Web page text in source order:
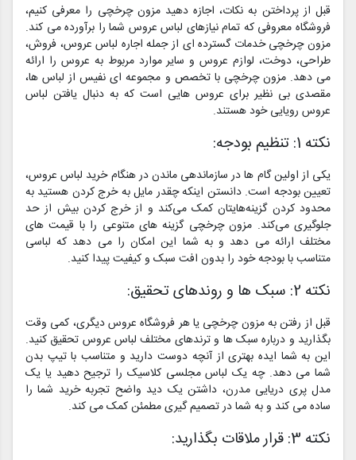
قبل از پرداختن به نکات، اجازه دهید مزون چرخچی را معرفی کنیم،
فروشگاه معروفی که تمام نیازهای لباس عروس شما را برآورده می کند.
مزون چرخچی خدمات گسترده ای از جمله اجاره لباس عروس، فروش،
طراحی، دوخت، لوازم عروس و سایر موارد مربوط به عروس را ارائه
می دهد. مزون چرخچی با تخصص و مجموعه ای نفیس از لباس ها،
مقصدی بی نظیر برای عروس هایی است که به دنبال یافتن لباس
عروس رویایی خود هستند.
نکته 1: تنظیم بودجه:
یکی از اولین گام ها در سازماندهی ماندن در هنگام خرید لباس عروس،
تعیین بودجه است. دانستن اینکه چقدر مایل به خرج کردن هستید به
محدود کردن گزینه‌هایتان کمک می‌کند و از خرج کردن بیش از حد
جلوگیری می‌کند. مزون چرخچی گزینه های متنوعی را با قیمت های
مختلف ارائه می دهد و به شما این امکان را می دهد که لباسی
متناسب با بودجه خود را بدون افت سبک و کیفیت پیدا کنید.
نکته 2: سبک ها و روندهای تحقیق:
قبل از رفتن به مزون چرخچی یا هر فروشگاه عروس دیگری، کمی وقت
بگذارید و درباره سبک ها و ترندهای مختلف لباس عروس تحقیق کنید.
این به شما ایده بهتری از آنچه دوست دارید و متناسب با تیپ بدن
شما می دهد. چه یک لباس مجلسی کلاسیک را ترجیح دهید یا یک
مدل پری دریایی مدرن، داشتن یک دید واضح تجربه خرید شما را
ساده می کند و به شما در تصمیم گیری مطمئن کمک می کند.
نکته 3: قرار ملاقات بگذارید: